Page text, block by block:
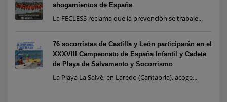
ahogamientos de España
La FECLESS reclama que la prevención se trabaje...
76 socorristas de Castilla y León participarán en el
XXXVIII Campeonato de España Infantil y Cadete
de Playa de Salvamento y Socorrismo
La Playa La Salvé, en Laredo (Cantabria), acoge...